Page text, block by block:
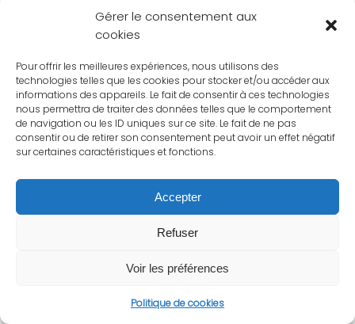
Gérer le consentement aux
cookies
Pour offrir les meilleures expériences, nous utilisons des
technologies telles que les cookies pour stocker et/ou accéder aux
informations des appareils. Le fait de consentir à ces technologies
nous permettra de traiter des données telles que le comportement
de navigation ou les ID uniques sur ce site. Le fait de ne pas
consentir ou de retirer son consentement peut avoir un effet négatif
sur certaines caractéristiques et fonctions.
Accepter
Refuser
Voir les préférences
Politique de cookies